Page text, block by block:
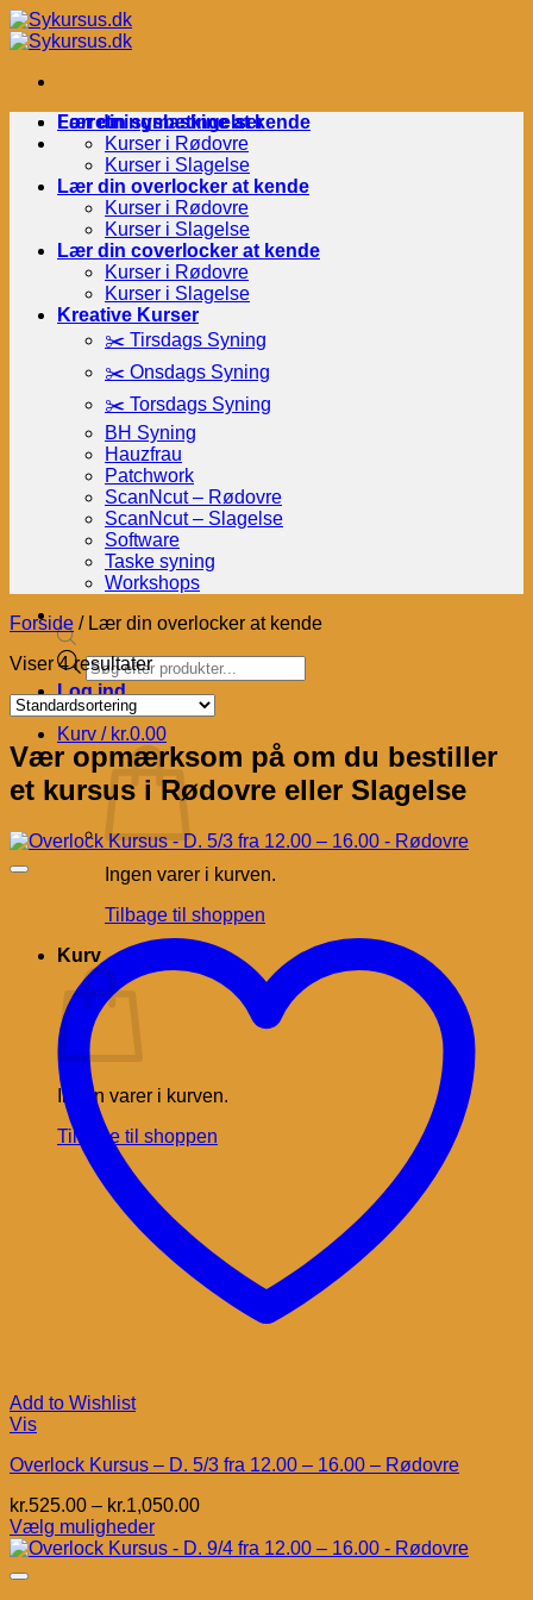
Fortsæt
til
Forretningsbetingelser
Products
search
Log ind
Kurv / kr.0.00
Ingen varer i kurven.
Tilbage til shoppen
Kurv
Ingen varer i kurven.
Tilbage til shoppen
Lær din symaskine at kende
Kurser i Rødovre
Kurser i Slagelse
Lær din overlocker at kende
Kurser i Rødovre
Kurser i Slagelse
Lær din coverlocker at kende
Kurser i Rødovre
Kurser i Slagelse
Kreative Kurser
✂️ Tirsdags Syning
✂️ Onsdags Syning
✂️ Torsdags Syning
BH Syning
Hauzfrau
Patchwork
ScanNcut – Rødovre
ScanNcut – Slagelse
Software
Taske syning
Workshops
Forside /Lær din overlocker at kende
Viser 4 resultater
Vær opmærksom på om du bestiller
et kursus i Rødovre eller Slagelse
Add to Wishlist
Vis
Overlock Kursus – D. 5/3 fra 12.00 – 16.00 – Rødovre
kr.525.00 – kr.1,050.00Prisinterval:
til
Vælg muligheder
Dette
vare